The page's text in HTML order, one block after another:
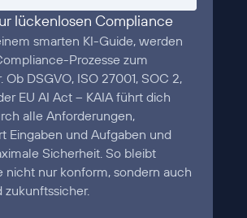
lückenlosen Compliance
smarten KI-Guide, werden
Prozesse zum
Ob DSGVO, ISO 27001, SOC 2,
EU AI Act – KAIA führt dich
alle Anforderungen,
Eingaben und Aufgaben und
Sicherheit. So bleibt
nicht nur konform, sondern auch
zukunftssicher.